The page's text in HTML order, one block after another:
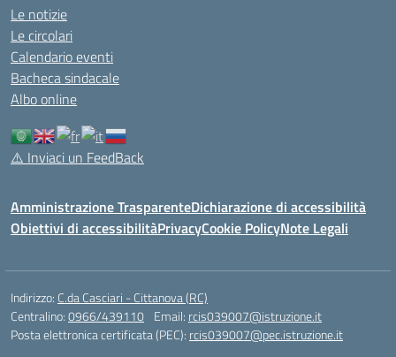
Le notizie
Le circolari
Calendario eventi
Bacheca sindacale
Albo online
⚠️ Inviaci un FeedBack
Amministrazione TrasparenteDichiarazione di accessibilità
Obiettivi di accessibilitàPrivacyCookie PolicyNote Legali
Indirizzo: C.da Casciari - Cittanova (RC)
Centralino:0966/439110 Email: rcis039007@istruzione.it
Posta elettronica certificata (PEC): rcis039007@pec.istruzione.it